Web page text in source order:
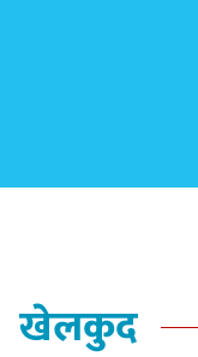
खेलकुद